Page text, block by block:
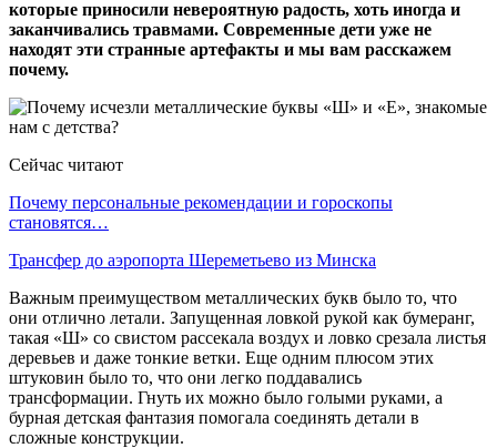
которые приносили невероятную радость, хоть иногда и
заканчивались травмами. Современные дети уже не
находят эти странные артефакты и мы вам расскажем
почему.
Сейчас читают
Почему персональные рекомендации и гороскопы
становятся…
Трансфер до аэропорта Шереметьево из Минска
Важным преимуществом металлических букв было то, что
они отлично летали. Запущенная ловкой рукой как бумеранг,
такая «Ш» со свистом рассекала воздух и ловко срезала листья
деревьев и даже тонкие ветки. Еще одним плюсом этих
штуковин было то, что они легко поддавались
трансформации. Гнуть их можно было голыми руками, а
бурная детская фантазия помогала соединять детали в
сложные конструкции.